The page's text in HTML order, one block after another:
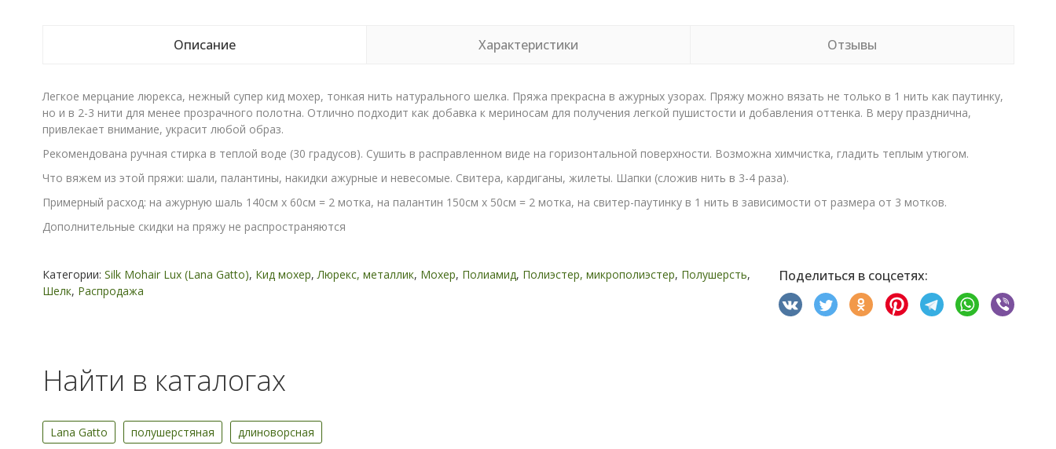
Описание Характеристики Отзывы
Легкое мерцание люрекса, нежный супер кид мохер, тонкая нить натурального шелка. Пряжа прекрасна в ажурных узорах. Пряжу можно вязать не только в 1 нить как паутинку,
но и в 2-3 нити для менее прозрачного полотна. Отлично подходит как добавка к мериносам для получения легкой пушистости и добавления оттенка. В меру празднична,
привлекает внимание, украсит любой образ.
Рекомендована ручная стирка в теплой воде (30 градусов). Сушить в расправленном виде на горизонтальной поверхности. Возможна химчистка, гладить теплым утюгом.
Что вяжем из этой пряжи: шали, палантины, накидки ажурные и невесомые. Свитера, кардиганы, жилеты. Шапки (сложив нить в 3-4 раза).
Примерный расход: на ажурную шаль 140см х 60см = 2 мотка, на палантин 150см х 50см = 2 мотка, на свитер-паутинку в 1 нить в зависимости от размера от 3 мотков.
Дополнительные скидки на пряжу не распространяются
Категории: Silk Mohair Lux (Lana Gatto), Кид мохер,Люрекс, металлик, Мохер, Полиамид, Полиэстер, микрополиэстер, Полушерсть,
Шелк, Распродажа
Поделиться в соцсетях:
Найти в каталогах
Lana Gatto полушерстяная длиноворсная